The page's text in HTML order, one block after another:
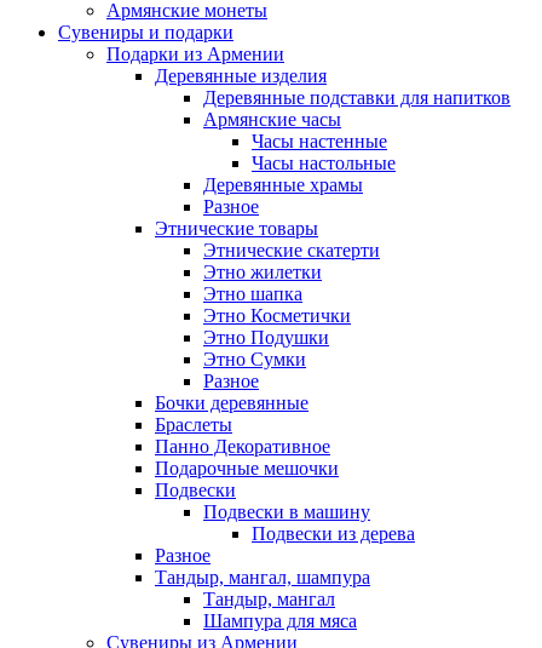
Армянские монеты
Сувениры и подарки
Подарки из Армении
Деревянные изделия
Деревянные подставки для напитков
Армянские часы
Часы настенные
Часы настольные
Деревянные храмы
Разное
Этнические товары
Этнические скатерти
Этно жилетки
Этно шапка
Этно Косметички
Этно Подушки
Этно Сумки
Разное
Бочки деревянные
Браслеты
Панно Декоративное
Подарочные мешочки
Подвески
Подвески в машину
Подвески из дерева
Разное
Тандыр, мангал, шампура
Тандыр, мангал
Шампура для мяса
Сувениры из Армении